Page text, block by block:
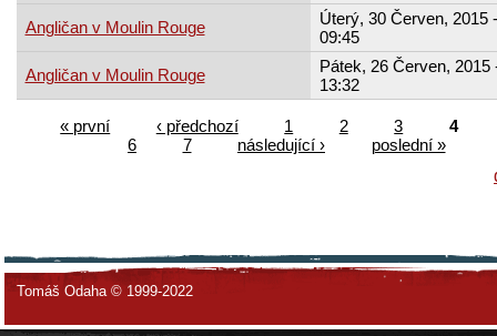
Angličan v Moulin Rouge
Úterý, 30 Červen, 2015 -
09:45
Angličan v Moulin Rouge
Pátek, 26 Červen, 2015
13:32
« první ‹ předchozí 1 2 3
4
6
7 následující ›
poslední »
Tomáš Odaha © 1999-2022